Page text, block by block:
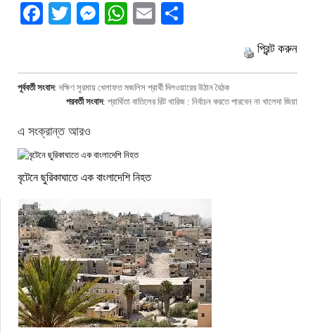
Facebook
TwitterMessenger
WhatsApp
Email
প্রিন্ট করুন
পূর্ববর্তী সংবাদ: দক্ষিণ সুরমায় খেলাফত মজলিস প্রার্থী দিলওয়ারের উঠান বৈঠক
পরবর্তী সংবাদ: প্রার্থিতা বাতিলের রিট খারিজ : নির্বাচন করতে পারবেন না খালেদা জিয়া
এ সংক্রান্ত আরও
বৃটেনে ছুরিকাঘাতে এক বাংলাদেশি নিহত